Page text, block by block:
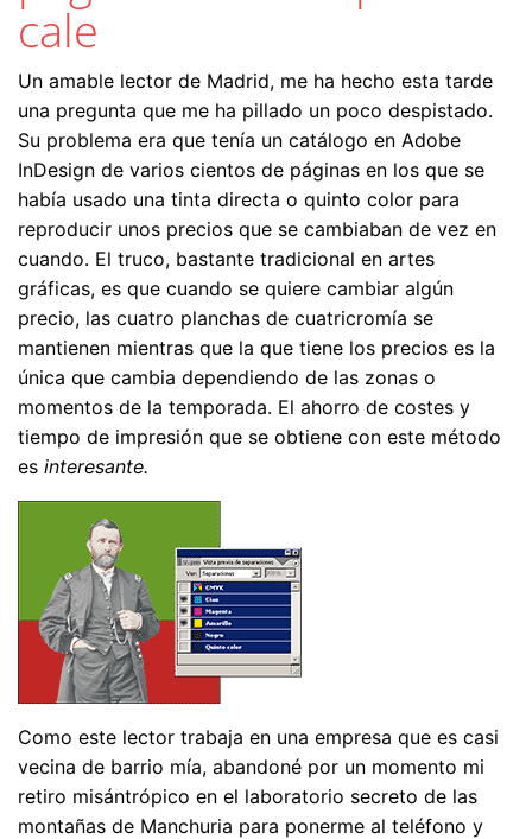
cale
Un amable lector de Madrid, me ha hecho esta tarde
una pregunta que me ha pillado un poco despistado.
Su problema era que tenía un catálogo en Adobe
InDesign de varios cientos de páginas en los que se
había usado una tinta directa o quinto color para
reproducir unos precios que se cambiaban de vez en
cuando. El truco, bastante tradicional en artes
gráficas, es que cuando se quiere cambiar algún
precio, las cuatro planchas de cuatricromía se
mantienen mientras que la que tiene los precios es la
única que cambia dependiendo de las zonas o
momentos de la temporada. El ahorro de costes y
tiempo de impresión que se obtiene con este método
es interesante.
Como este lector trabaja en una empresa que es casi
vecina de barrio mía, abandoné por un momento mi
retiro misántrópico en el laboratorio secreto de las
montañas de Manchuria para ponerme al teléfono y